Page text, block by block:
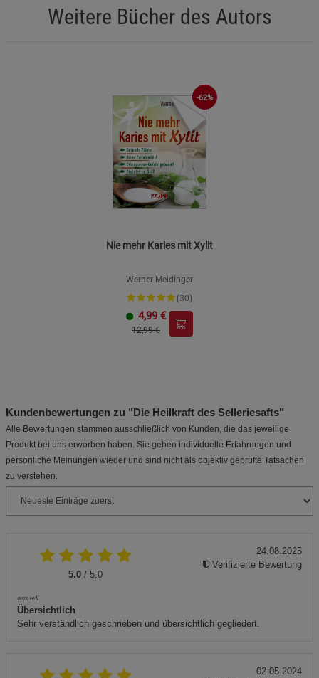
Weitere Bücher des Autors
-62%
Nie mehr Karies mit Xylit
Werner Meidinger
(30)
4,99 €
12,99 €
Kundenbewertungen zu "Die Heilkraft des Selleriesafts"
Alle Bewertungen stammen ausschließlich von Kunden, die das jeweilige
Produkt bei uns erworben haben. Sie geben individuelle Erfahrungen und
persönliche Meinungen wieder und sind nicht als objektiv geprüfte Tatsachen
zu verstehen.
5.0 / 5.0
amuell
Übersichtlich
Sehr verständlich geschrieben und übersichtlich gegliedert.
24.08.2025
Verifizierte Bewertung
02.05.2024